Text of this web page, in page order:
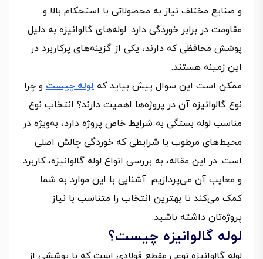
و صنایع مختلف نیاز به محصولاتی با استحکام بالا و
مقاومت در برابر خوردگی دارد. لوله‌های گالوانیزه به دلیل
پوشش محافظی که دارند، یکی از گزینه‌های پرکاربرد در
این زمینه هستند.
ممکن است این سوال پیش بیاید که لوله چیست و چرا
نوع گالوانیزه آن در پروژه‌ها اهمیت دارند؟ انتخاب نوع
مناسب لوله بستگی به شرایط خاص پروژه دارد، به‌ویژه در
محیط‌های مرطوب یا شرایطی که خوردگی چالش اصلی
است. در این مقاله، به بررسی انواع لوله گالوانیزه، کاربرد
و معایب آن می‌پردازیم. آشنایی با این موارد به شما
کمک می‌کند تا بهترین انتخاب را متناسب با نیاز
پروژه‌تان داشته باشید.
لوله گالوانیزه چیست؟
لوله گالوانیزه نوعی مقطع فولادی است که با پوششی از